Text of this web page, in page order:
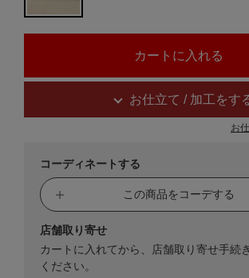
お仕立て / 加工をす
お
コーディネートする
この商品をコーデする
店舗取り寄せ
カートに入れてから、店舗取り寄せ手続
ください。